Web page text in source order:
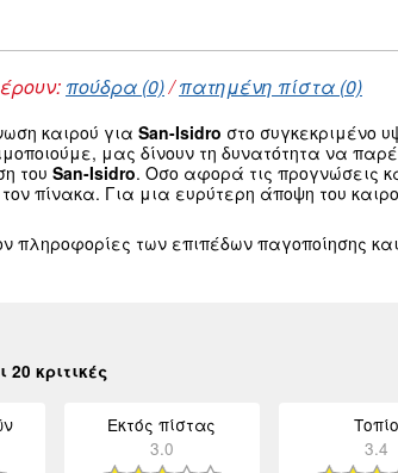
πούδρα (0)/πατημένη πίστα (0)
καιρού για San-Isidro στο συγκεκριμένο
μας δίνουν τη δυνατότητα να
του San-Isidro. Οσο αφορά τις προγνώσεις
πίνακα. Για μια ευρύτερη άποψη του
πληροφορίες των επιπέδων παγοποίησης
20 κριτικές
Εκτός πίστας
3.0
Τοπίο
3.4